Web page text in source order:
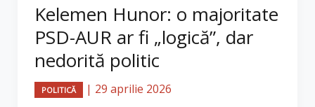
Kelemen Hunor: o majoritate
PSD-AUR ar fi „logică”, dar
nedorită politic
POLITICĂ | 29 aprilie 2026